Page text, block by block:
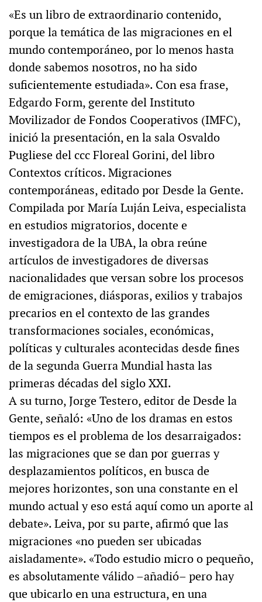
«Es un libro de extraordinario contenido,
porque la temática de las migraciones en el
mundo contemporáneo, por lo menos hasta
donde sabemos nosotros, no ha sido
suficientemente estudiada». Con esa frase,
Edgardo Form, gerente del Instituto
Movilizador de Fondos Cooperativos (IMFC),
inició la presentación, en la sala Osvaldo
Pugliese del ccc Floreal Gorini, del libro
Contextos críticos. Migraciones
contemporáneas, editado por Desde la Gente.
Compilada por María Luján Leiva, especialista
en estudios migratorios, docente e
investigadora de la UBA, la obra reúne
artículos de investigadores de diversas
nacionalidades que versan sobre los procesos
de emigraciones, diásporas, exilios y trabajos
precarios en el contexto de las grandes
transformaciones sociales, económicas,
políticas y culturales acontecidas desde fines
de la segunda Guerra Mundial hasta las
primeras décadas del siglo XXI.
A su turno, Jorge Testero, editor de Desde la
Gente, señaló: «Uno de los dramas en estos
tiempos es el problema de los desarraigados:
las migraciones que se dan por guerras y
desplazamientos políticos, en busca de
mejores horizontes, son una constante en el
mundo actual y eso está aquí como un aporte al
debate». Leiva, por su parte, afirmó que las
migraciones «no pueden ser ubicadas
aisladamente». «Todo estudio micro o pequeño,
es absolutamente válido –añadió– pero hay
que ubicarlo en una estructura, en una